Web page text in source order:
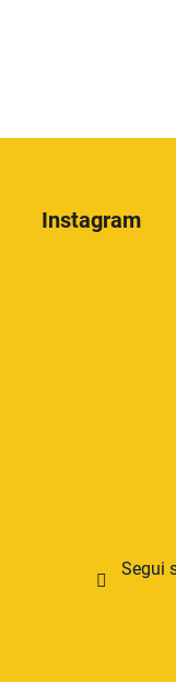
Instagram
Segui